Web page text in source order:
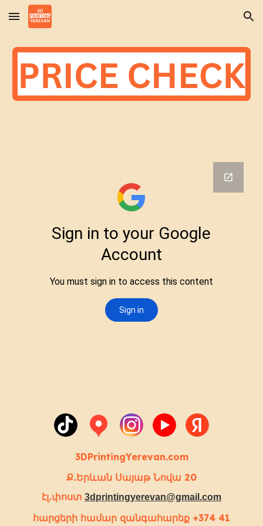
Skip to main content Skip to navigation
3DPrintingYerevan.com
Ք․Երևան Սայաթ Նովա 20
էլ․փոստ 3dprintingyerevan@gmail.com
հարցերի համար զանգահարեք +374 41